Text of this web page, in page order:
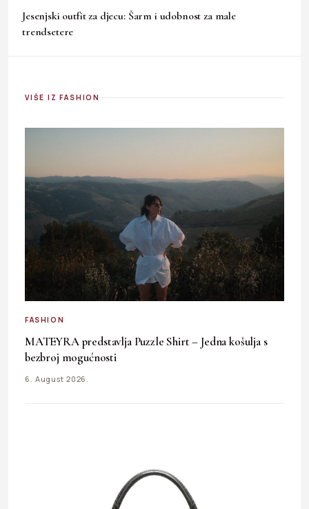
Jesenjski outfit za djecu: Šarm i udobnost za male
trendsetere
VIŠE IZ FASHION
FASHION
MATEYRA predstavlja Puzzle Shirt – Jedna košulja s
bezbroj mogućnosti
6. August 2026.